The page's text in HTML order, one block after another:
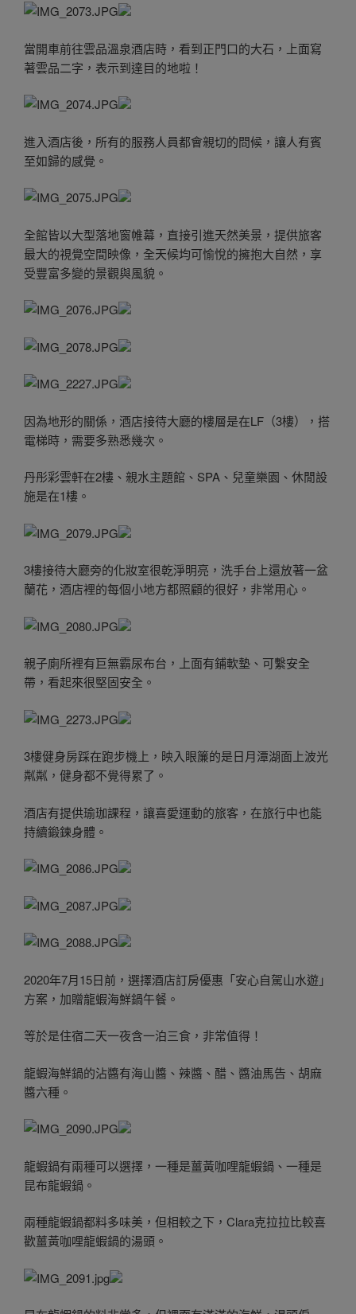
當開車前往雲品溫泉酒店時，看到正門口的大石，上面寫
著雲品二字，表示到達目的地啦！
進入酒店後，所有的服務人員都會親切的問候，讓人有賓
至如歸的感覺。
全館皆以大型落地窗帷幕，直接引進天然美景，提供旅客
最大的視覺空間映像，全天候均可愉悅的擁抱大自然，享
受豐富多變的景觀與風貌。
因為地形的關係，酒店接待大廳的樓層是在LF（3樓），搭
電梯時，需要多熟悉幾次。
丹彤彩雲軒在2樓、親水主題館、SPA、兒童樂園、休閒設
施是在1樓。
3樓接待大廳旁的化妝室很乾淨明亮，洗手台上還放著一盆
蘭花，酒店裡的每個小地方都照顧的很好，非常用心。
親子廁所裡有巨無霸尿布台，上面有鋪軟墊、可繫安全
帶，看起來很堅固安全。
3樓健身房踩在跑步機上，映入眼簾的是日月潭湖面上波光
粼粼，健身都不覺得累了。
酒店有提供瑜珈課程，讓喜愛運動的旅客，在旅行中也能
持續鍛鍊身體。
2020年7月15日前，選擇酒店訂房優惠「安心自駕山水遊」
方案，加贈龍蝦海鮮鍋午餐。
等於是住宿二天一夜含一泊三食，非常值得！
龍蝦海鮮鍋的沾醬有海山醬、辣醬、醋、醬油馬告、胡麻
醬六種。
龍蝦鍋有兩種可以選擇，一種是薑黃咖哩龍蝦鍋、一種是
昆布龍蝦鍋。
兩種龍蝦鍋都料多味美，但相較之下，Clara克拉拉比較喜
歡薑黃咖哩龍蝦鍋的湯頭。